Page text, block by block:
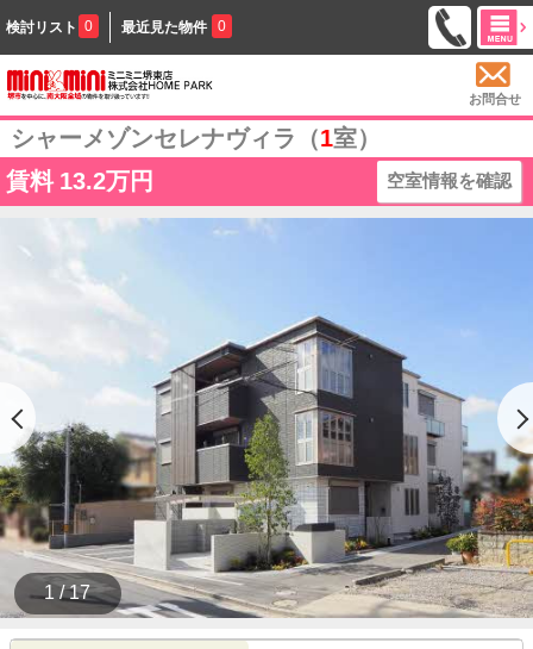
検討リスト 0 最近見た物件 0
お問合せ
シャーメゾンセレナヴィラ（1室）
賃料 13.2万円 空室情報を確認
1 / 17